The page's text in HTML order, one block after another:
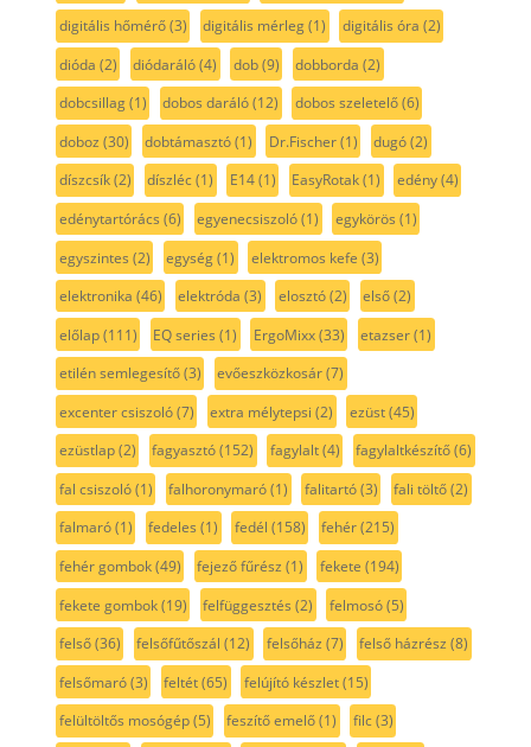
digitális hőmérő(3) digitális mérleg(1) digitális óra (2)
dióda (2) diódaráló(4) dob(9) dobborda (2)
dobcsillag(1) dobos daráló(12) dobos szeletelő(6)
doboz (30) dobtámasztó(1) Dr.Fischer(1) dugó(2)
díszcsík(2) díszléc(1) E14(1) EasyRotak(1) edény(4)
edénytartórács (6) egyenecsiszoló(1) egykörös (1)
egyszintes (2) egység(1) elektromos kefe (3)
elektronika (46) elektróda (3) elosztó(2) első(2)
előlap(111) EQ series (1) ErgoMixx(33) etazser(1)
etilén semlegesítő(3) evőeszközkosár(7)
excenter csiszoló(7) extra mélytepsi (2) ezüst(45)
ezüstlap(2) fagyasztó(152) fagylalt(4) fagylaltkészítő(6)
fal csiszoló(1) falhoronymaró(1) falitartó(3) fali töltő(2)
falmaró(1) fedeles (1) fedél (158) fehér(215)
fehér gombok(49) fejező fűrész (1) fekete (194)
fekete gombok(19) felfüggesztés (2) felmosó(5)
felső(36) felsőfűtőszál (12) felsőház (7) felső házrész (8)
felsőmaró(3) feltét(65) felújító készlet(15)
felültöltős mosógép(5) feszítő emelő(1) filc(3)